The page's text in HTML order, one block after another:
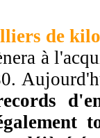
de
à